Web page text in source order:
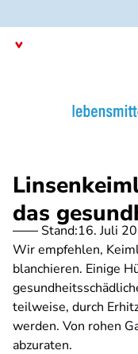
zum
Inhalt
das
Stand:16. Juli
Wir empfehlen,
blanchieren. Einige
teilweise, durch
werden. Von rohen
abzuraten.